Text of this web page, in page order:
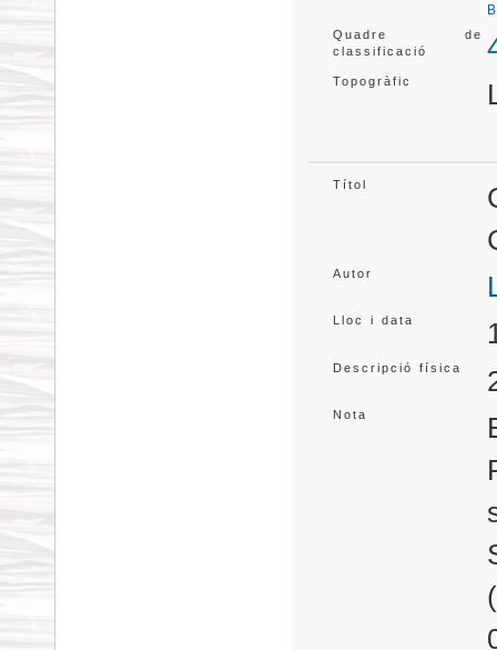
Quadre de
classificació
Topogràfic
Títol
Autor
Lloc i data
Descripció física
Nota